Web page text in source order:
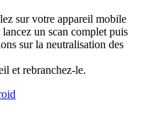
sur votre appareil mobile
un scan complet puis
sur la neutralisation des
et rebranchez-le.